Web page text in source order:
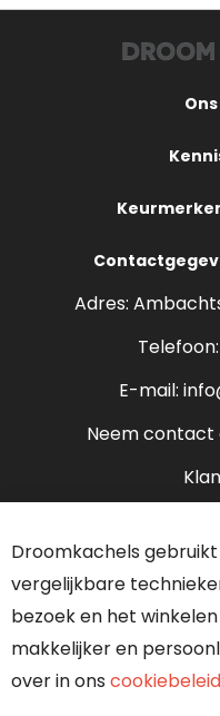
Bio
Hoeveel
Adres:
Telefoon:
E-mail:
Neem contact
Droomkachels
vergelijkbare
bezoek en het
makkelijker en
over in ons cookiebeleid